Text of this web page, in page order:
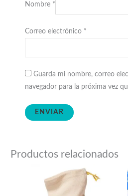
Nombre *
Correo electrónico *
Guarda mi nombre, correo
navegador para la próxima vez
Productos relacionados